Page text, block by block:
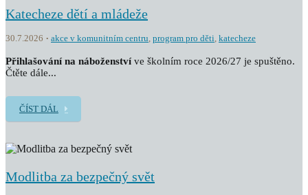
Katecheze dětí a mládeže
30.7.2026 akce v komunitním centru, program pro děti, katecheze
Přihlašování na náboženstvíve školním roce 2026/27 je spuštěno.
Čtěte dále...
ČÍST DÁL
Modlitba za bezpečný svět